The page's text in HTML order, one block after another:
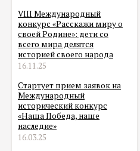
VIII Международный
конкурс «Расскажи миру о
своей Родине»: дети со
всего мира делятся
историей своего народа
16.11.25
Стартует прием заявок на
Международный
исторический конкурс
«Наша Победа, наше
наследие»
16.03.25